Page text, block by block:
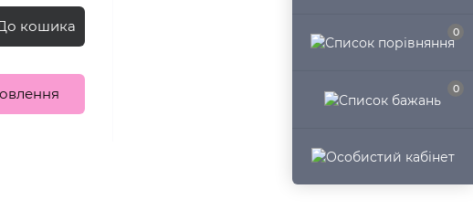
0
0
кошика